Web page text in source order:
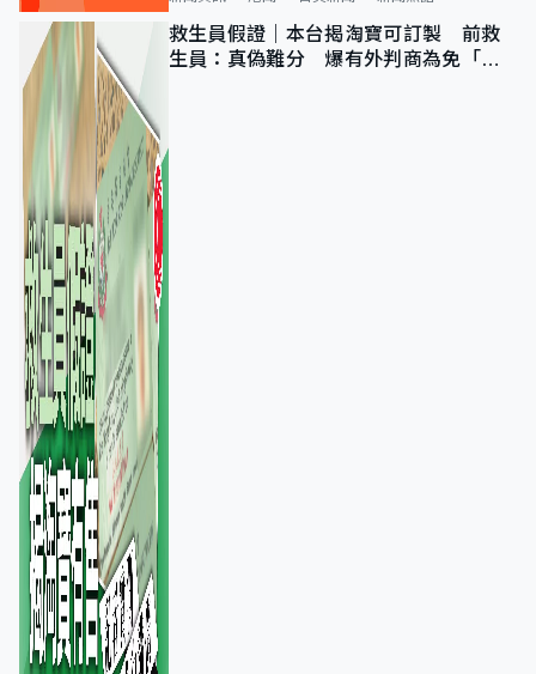
救生員假證｜本台揭淘寶可訂製 前救
生員：真偽難分 爆有外判商為免「封